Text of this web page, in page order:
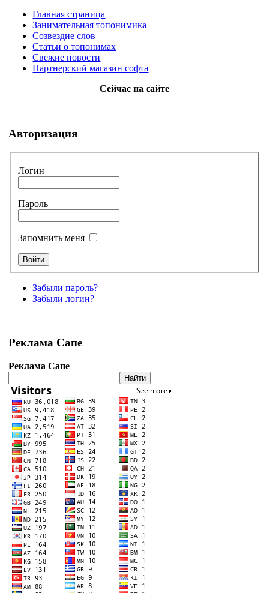
Главная страница
Занимательная топонимика
Созвездие слов
Статьи о топонимах
Свежие новости
Партнерский магазин софта
Сейчас на сайте
Авторизация
Логин
Пароль
Запомнить меня
Забыли пароль?
Забыли логин?
Реклама Сапе
Реклама Сапе